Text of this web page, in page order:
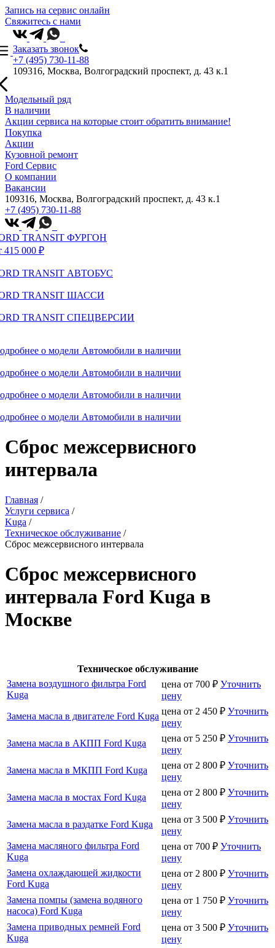
Запись на сервис онлайн
Свяжитесь с нами
Заказать звонок
+7 (495) 730-11-88
109316, Москва, Волгоградский проспект, д. 43 к.1
Модельный ряд
В наличии
Акции сервиса на которые стоит обратить внимание!
Покупка
Акции
Кузовной ремонт
Ford Сервис
О компании
Вакансии
109316, Москва, Волгоградский проспект, д. 43 к.1
+7 (495) 730-11-88
TRANSIT ФУРГОН
415 000 ₽
TRANSIT АВТОБУС
TRANSIT ШАССИ
TRANSIT СПЕЦВЕРСИИ
о модели Автомобили в наличии
о модели Автомобили в наличии
о модели Автомобили в наличии
о модели Автомобили в наличии
Сброс межсервисного
интервала
Главная /
Услуги сервиса /
Kuga /
Техническое обслуживание /
Сброс межсервисного интервала
Сброс межсервисного
интервала Ford Kuga в
Москве
Техническое обслуживание
Замена воздушного фильтра Ford
Kuga
цена от 700 ₽ Уточнить
цену
Замена масла в двигателе Ford Kuga цена от 2 450 ₽ Уточнить
цену
Замена масла в АКПП Ford Kuga
цена от 5 250 ₽ Уточнить
цену
Замена масла в МКПП Ford Kuga
цена от 2 800 ₽ Уточнить
цену
Замена масла в мостах Ford Kuga
цена от 2 800 ₽ Уточнить
цену
Замена масла в раздатке Ford Kuga
цена от 3 500 ₽ Уточнить
цену
Замена масляного фильтра Ford
Kuga
цена от 700 ₽ Уточнить
цену
Замена охлаждающей жидкости
Ford Kuga
цена от 2 800 ₽ Уточнить
цену
Замена помпы (замена водяного
насоса) Ford Kuga
цена от 1 750 ₽ Уточнить
цену
Замена приводных ремней Ford
Kuga
цена от 3 500 ₽ Уточнить
цену